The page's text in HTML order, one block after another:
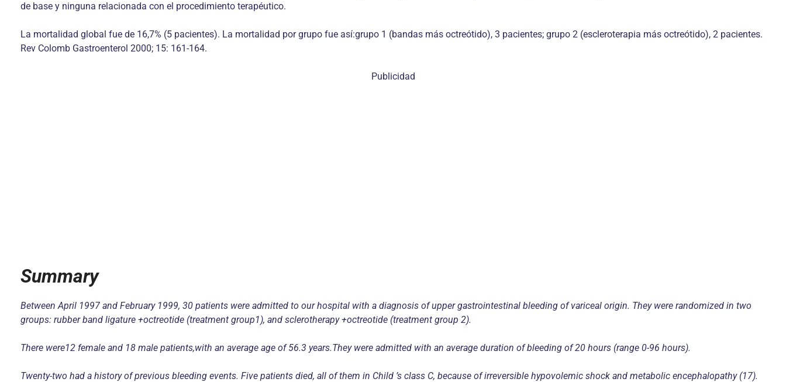
de base y ninguna relacionada con el procedimiento terapéutico.
La mortalidad global fue de 16,7% (5 pacientes). La mortalidad por grupo fue así:grupo 1 (bandas más octreótido), 3 pacientes; grupo 2 (escleroterapia más octreótido), 2 pacientes.
Rev Colomb Gastroenterol 2000; 15: 161-164.
Publicidad
Summary
Between April 1997 and February 1999, 30 patients were admitted to our hospital with a diagnosis of upper gastrointestinal bleeding of variceal origin. They were randomized in two
groups: rubber band ligature +octreotide (treatment group1), and sclerotherapy +octreotide (treatment group 2).
There were12 female and 18 male patients,with an average age of 56.3 years.They were admitted with an average duration of bleeding of 20 hours (range 0-96 hours).
Twenty-two had a history of previous bleeding events. Five patients died, all of them in Child ’s class C, because of irreversible hypovolemic shock and metabolic encephalopathy (17).